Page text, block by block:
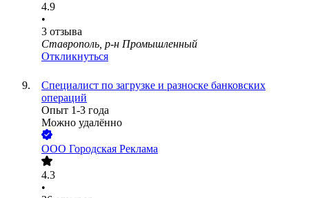
4.9
•
3 отзыва
Ставрополь, р-н Промышленный
Откликнуться
Специалист по загрузке и разноске банковских
операций
Опыт 1-3 года
Можно удалённо
ООО Городская Реклама
4.3
•